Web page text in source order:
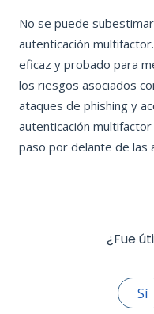
No se puede
autenticación
eficaz y probado para
los riesgos asociados
ataques de phishing y
autenticación
paso por delante de las
¿Fue
Sí